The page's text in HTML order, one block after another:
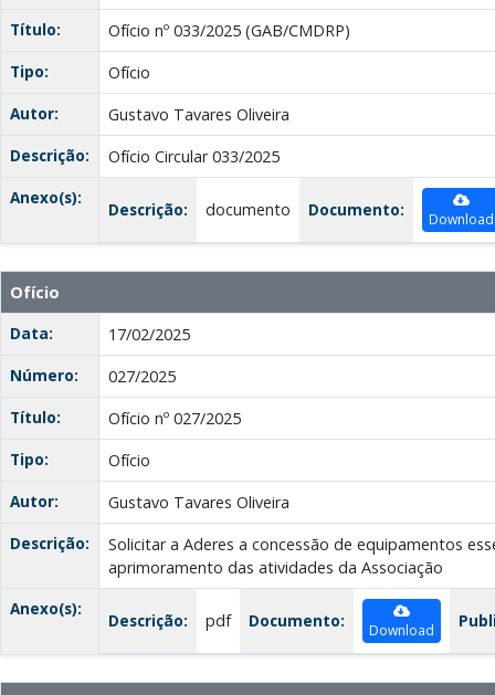
Título:
Ofício nº 033/2025 (GAB/CMDRP)
Tipo:
Ofício
Autor:
Gustavo Tavares Oliveira
Descrição:
Ofício Circular 033/2025
Anexo(s):
Descrição: documento Documento: Download
Ofício
Data:
17/02/2025
Número:
027/2025
Título:
Ofício nº 027/2025
Tipo:
Ofício
Autor:
Gustavo Tavares Oliveira
Descrição:
Solicitar a Aderes a concessão de equipamentos
aprimoramento das atividades da Associação
Anexo(s):
Descrição: pdf Documento: Download